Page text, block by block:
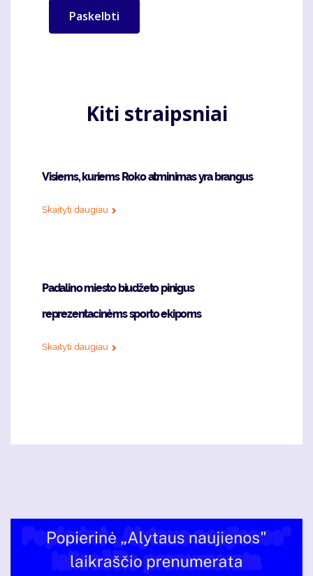
Kiti straipsniai
Visiems, kuriems Roko atminimas yra brangus
Skaityti daugiau
Padalino miesto biudžeto pinigus
reprezentacinėms sporto ekipoms
Skaityti daugiau